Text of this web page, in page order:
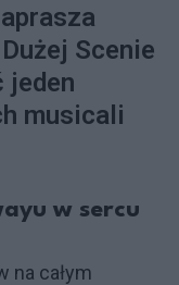
Scenie
jeden
musicali
w sercu
na całym